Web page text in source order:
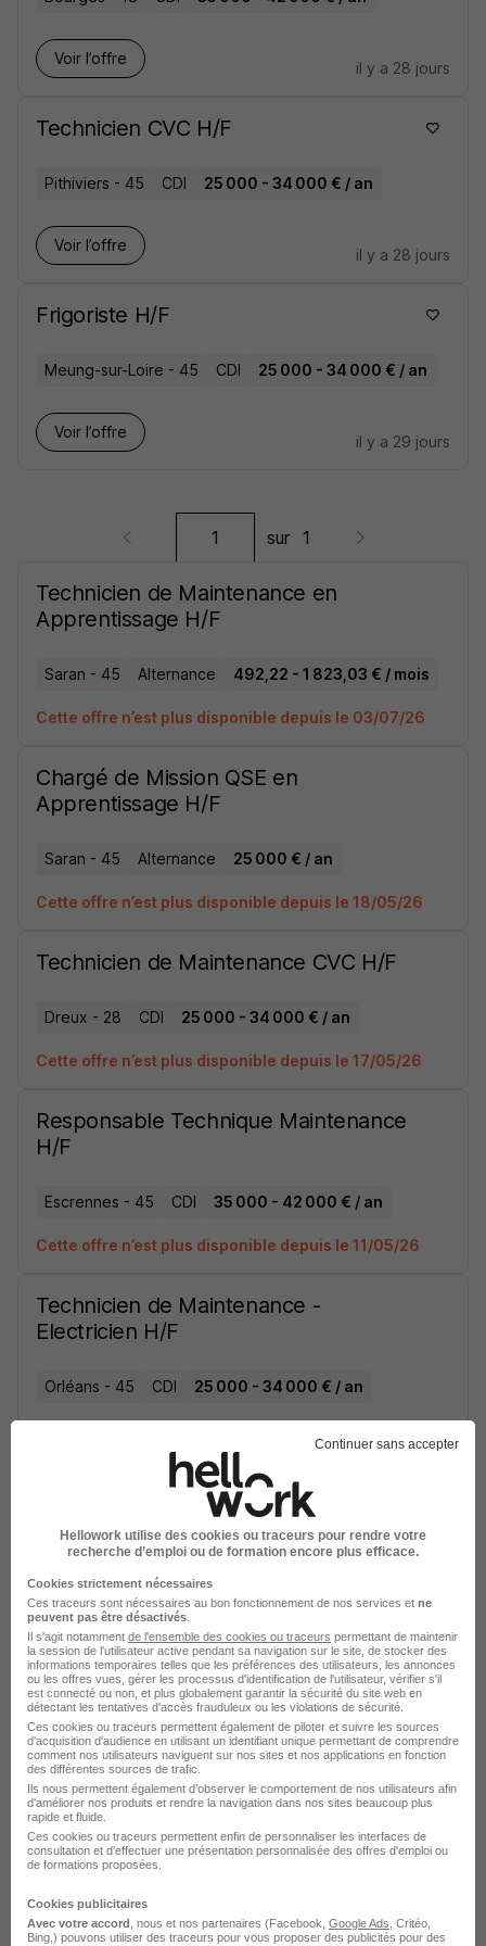
Voir l’offre
il y a 28 jours
Technicien CVC H/F
Pithiviers - 45 CDI 25 000 - 34 000 € / an
Voir l’offre
il y a 28 jours
Frigoriste H/F
Meung-sur-Loire - 45 CDI 25 000 - 34 000 € / an
Voir l’offre
il y a 29 jours
sur 1
Technicien de Maintenance en
Apprentissage H/F
Saran - 45 Alternance 492,22 - 1 823,03 € / mois
Cette offre n’est plus disponible depuis le 03/07/26
Chargé de Mission QSE en
Apprentissage H/F
Saran - 45 Alternance 25 000 € / an
Cette offre n’est plus disponible depuis le 18/05/26
Technicien de Maintenance CVC H/F
Dreux - 28 CDI 25 000 - 34 000 € / an
Cette offre n’est plus disponible depuis le 17/05/26
Responsable Technique Maintenance
H/F
Escrennes - 45 CDI 35 000 - 42 000 € / an
Cette offre n’est plus disponible depuis le 11/05/26
Technicien de Maintenance -
Electricien H/F
Orléans - 45 CDI 25 000 - 34 000 € / an
Technicien Chauffagiste H/F
Saran - 45 CDI 25 000 - 34 000 € / an
Cette offre n’est plus disponible depuis le 09/05/26
Technicien de Maintenance en
Apprentissage H/F
Bourges - 18
Alternance
492,22 - 1 823,03 € / mois
Cette offre n’est plus disponible depuis le 03/05/26
Technicien de Maintenance Multi
Continuer sans accepter
Hellowork utilise des cookies ou traceurs pour rendre votre
recherche d’emploi ou de formation encore plus efficace.
Cookies strictement nécessaires
Ces traceurs sont nécessaires au bon fonctionnement de nos services et ne
peuvent pas être désactivés
Il s'agit notamment de l'ensemble des cookies ou traceurs permettant de maintenir
la session de l'utilisateur active pendant sa navigation sur le site, de stocker des
informations temporaires telles que les préférences des utilisateurs, les annonces
ou les offres vues, gérer les processus d'identification de l'utilisateur, vérifier s'il
est connecté ou non, et plus globalement garantir la sécurité du site web en
détectant les tentatives d'accès frauduleux ou les violations de sécurité.
Ces cookies ou traceurs permettent également de piloter et suivre les sources
d'acquisition d'audience en utilisant un identifiant unique permettant de comprendre
comment nos utilisateurs naviguent sur nos sites et nos applications en fonction
des différentes sources de trafic.
Ils nous permettent également d’observer le comportement de nos utilisateurs afin
d'améliorer nos produits et rendre la navigation dans nos sites beaucoup plus
rapide et fluide.
Ces cookies ou traceurs permettent enfin de personnaliser les interfaces de
consultation et d'effectuer une présentation personnalisée des offres d'emploi ou
de formations proposées.
Cookies publicitaires
Avec votre accord , nous et nos partenaires (Facebook, Google Ads , Critéo,
Bing,) pouvons utiliser des traceurs pour vous proposer des publicités pour des